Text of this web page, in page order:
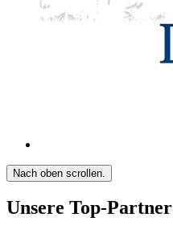
Nach oben scrollen.
Unsere Top-Partner